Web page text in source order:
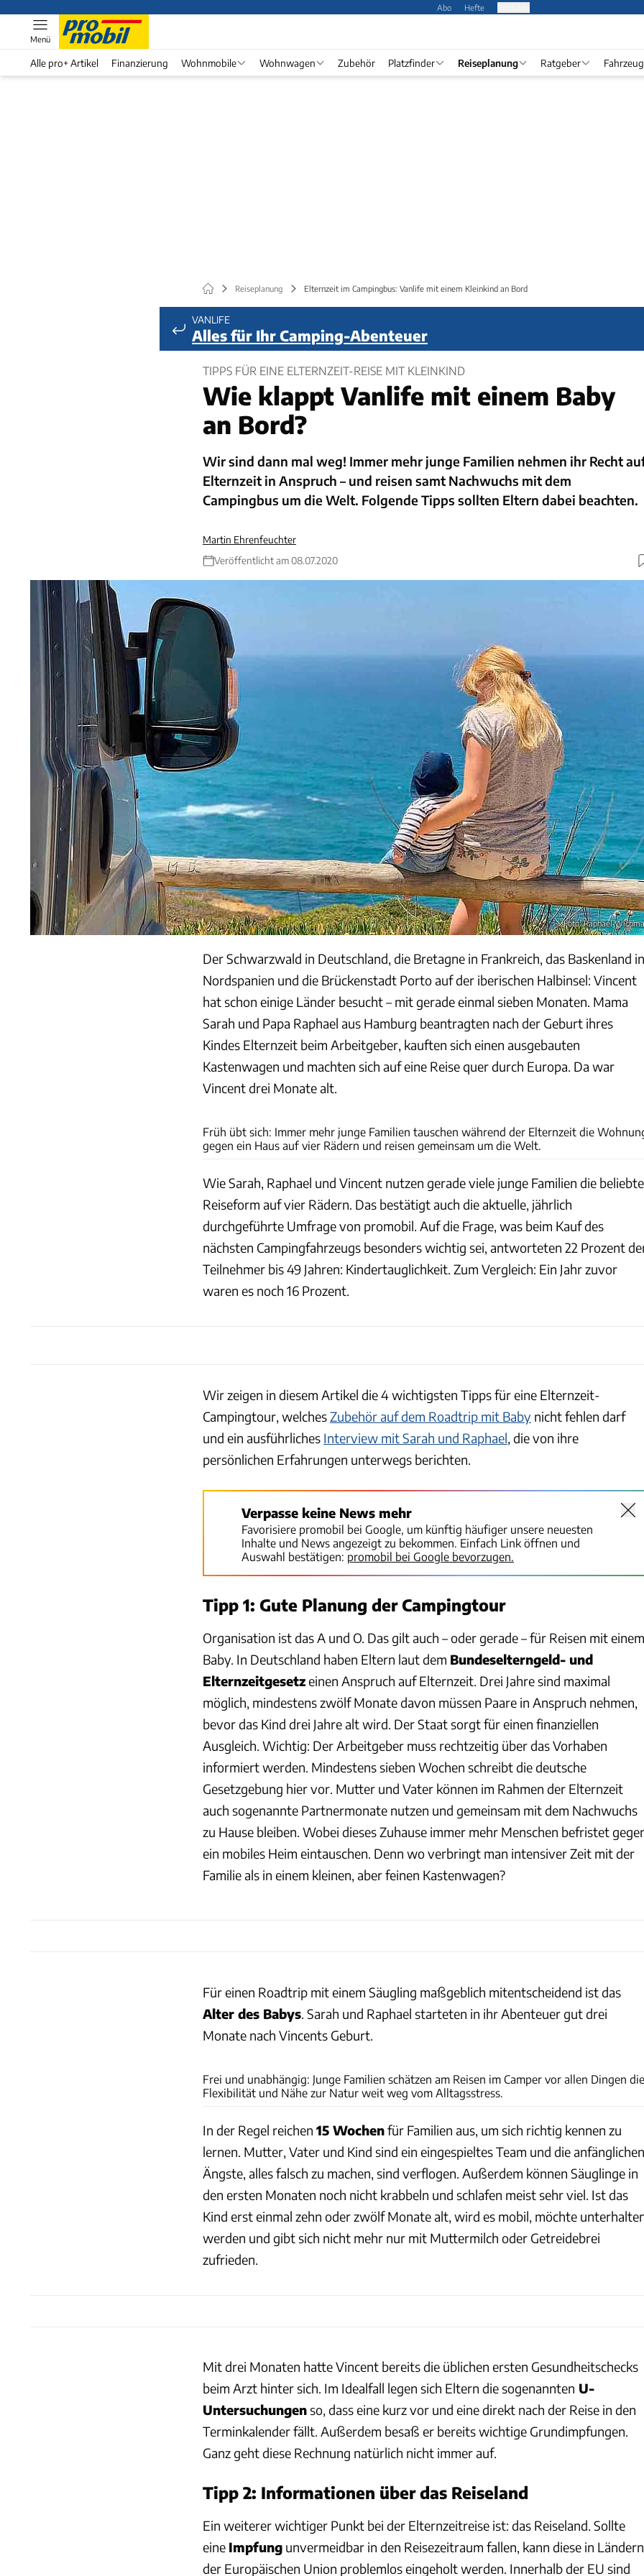
Abo Hefte
Menü
Alle pro+ Artikel Finanzierung Wohnmobile Wohnwagen Zubehör Platzfinder Reiseplanung Ratgeber
Reiseplanung Elternzeit im Campingbus: Vanlife mit einem Kleinkind an Bord
VANLIFE
Alles für Ihr Camping-Abenteuer
TIPPS FÜR EINE ELTERNZEIT-REISE MIT KLEINKIND
Wie klappt Vanlife mit einem Baby
an Bord?
Wir sind dann mal weg! Immer mehr junge Familien nehmen ihr Recht
Elternzeit in Anspruch – und reisen samt Nachwuchs mit dem
Campingbus um die Welt. Folgende Tipps sollten Eltern dabei beachten.
Martin Ehrenfeuchter
Veröffentlicht am 08.07.2020
Foto: Raphael
Der Schwarzwald in Deutschland, die Bretagne in Frankreich, das Baskenland in
Nordspanien und die Brückenstadt Porto auf der iberischen Halbinsel: Vincent
hat schon einige Länder besucht – mit gerade einmal sieben Monaten. Mama
Sarah und Papa Raphael aus Hamburg beantragten nach der Geburt ihres
Kindes Elternzeit beim Arbeitgeber, kauften sich einen ausgebauten
Kastenwagen und machten sich auf eine Reise quer durch Europa. Da war
Vincent drei Monate alt.
Früh übt sich: Immer mehr junge Familien tauschen während der Elternzeit die
gegen ein Haus auf vier Rädern und reisen gemeinsam um die Welt.
Wie Sarah, Raphael und Vincent nutzen gerade viele junge Familien die beliebte
Reiseform auf vier Rädern. Das bestätigt auch die aktuelle, jährlich
durchgeführte Umfrage von promobil. Auf die Frage, was beim Kauf des
nächsten Campingfahrzeugs besonders wichtig sei, antworteten 22 Prozent
Teilnehmer bis 49 Jahren: Kindertauglichkeit. Zum Vergleich: Ein Jahr zuvor
waren es noch 16 Prozent.
Wir zeigen in diesem Artikel die 4 wichtigsten Tipps für eine Elternzeit-
Campingtour, welchesZubehör auf dem Roadtrip mit Baby nicht fehlen darf
und ein ausführliches Interview mit Sarah und Raphael , die von ihre
persönlichen Erfahrungen unterwegs berichten.
Verpasse keine News mehr
Favorisiere promobil bei Google, um künftig häufiger unsere neuesten
Inhalte und News angezeigt zu bekommen. Einfach Link öffnen und
Auswahl bestätigen: promobil bei Google bevorzugen.
Tipp 1: Gute Planung der Campingtour
Organisation ist das A und O. Das gilt auch – oder gerade – für Reisen mit einem
Baby. In Deutschland haben Eltern laut dem Bundeselterngeld- und
Elternzeitgesetzeinen Anspruch auf Elternzeit. Drei Jahre sind maximal
möglich, mindestens zwölf Monate davon müssen Paare in Anspruch nehmen,
bevor das Kind drei Jahre alt wird. Der Staat sorgt für einen finanziellen
Ausgleich. Wichtig: Der Arbeitgeber muss rechtzeitig über das Vorhaben
informiert werden. Mindestens sieben Wochen schreibt die deutsche
Gesetzgebung hier vor. Mutter und Vater können im Rahmen der Elternzeit
auch sogenannte Partnermonate nutzen und gemeinsam mit dem Nachwuchs
zu Hause bleiben. Wobei dieses Zuhause immer mehr Menschen befristet
ein mobiles Heim eintauschen. Denn wo verbringt man intensiver Zeit mit der
Familie als in einem kleinen, aber feinen Kastenwagen?
Für einen Roadtrip mit einem Säugling maßgeblich mitentscheidend ist das
Alter des Babys . Sarah und Raphael starteten in ihr Abenteuer gut drei
Monate nach Vincents Geburt.
Frei und unabhängig: Junge Familien schätzen am Reisen im Camper vor allen Dingen die
Flexibilität und Nähe zur Natur weit weg vom Alltagsstress.
In der Regel reichen 15 Wochenfür Familien aus, um sich richtig kennen zu
lernen. Mutter, Vater und Kind sind ein eingespieltes Team und die anfänglichen
Ängste, alles falsch zu machen, sind verflogen. Außerdem können Säuglinge in
den ersten Monaten noch nicht krabbeln und schlafen meist sehr viel. Ist das
Kind erst einmal zehn oder zwölf Monate alt, wird es mobil, möchte
werden und gibt sich nicht mehr nur mit Muttermilch oder Getreidebrei
zufrieden.
Mit drei Monaten hatte Vincent bereits die üblichen ersten Gesundheitschecks
beim Arzt hinter sich. Im Idealfall legen sich Eltern die sogenannten U-
Untersuchungenso, dass eine kurz vor und eine direkt nach der Reise in den
Terminkalender fällt. Außerdem besaß er bereits wichtige Grundimpfungen.
Ganz geht diese Rechnung natürlich nicht immer auf.
Tipp 2: Informationen über das Reiseland
Ein weiterer wichtiger Punkt bei der Elternzeitreise ist: das Reiseland. Sollte
eine Impfung unvermeidbar in den Reisezeitraum fallen, kann diese in Ländern
der Europäischen Union problemlos eingeholt werden. Innerhalb der EU sind